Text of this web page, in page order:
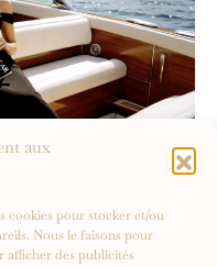
aux
cookies pour stocker et/ou
Nous le faisons pour
afficher des publicités